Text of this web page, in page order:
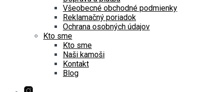
Všeobecné obchodné podmienky
Reklamačný poriadok
Ochrana osobných údajov
Kto sme
Kto sme
Naši kamoši
Kontakt
Blog